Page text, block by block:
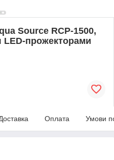
Source RCP-1500,
LED-прожекторами
Оплата Умови